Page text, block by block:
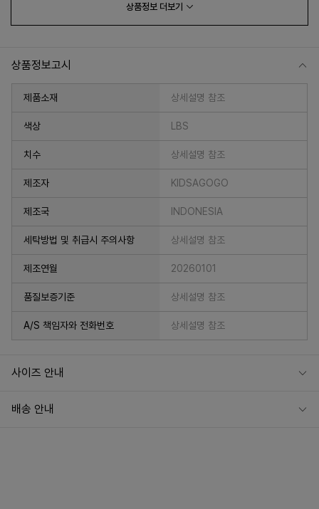
상품정보 더보기
상품정보고시
제품소재 상세설명 참조
색상 LBS
치수 상세설명 참조
제조자 KIDSAGOGO
제조국 INDONESIA
세탁방법 및 취급시 주의사항 상세설명 참조
제조연월 20260101
품질보증기준 상세설명 참조
A/S 책임자와 전화번호 상세설명 참조
사이즈 안내
배송 안내